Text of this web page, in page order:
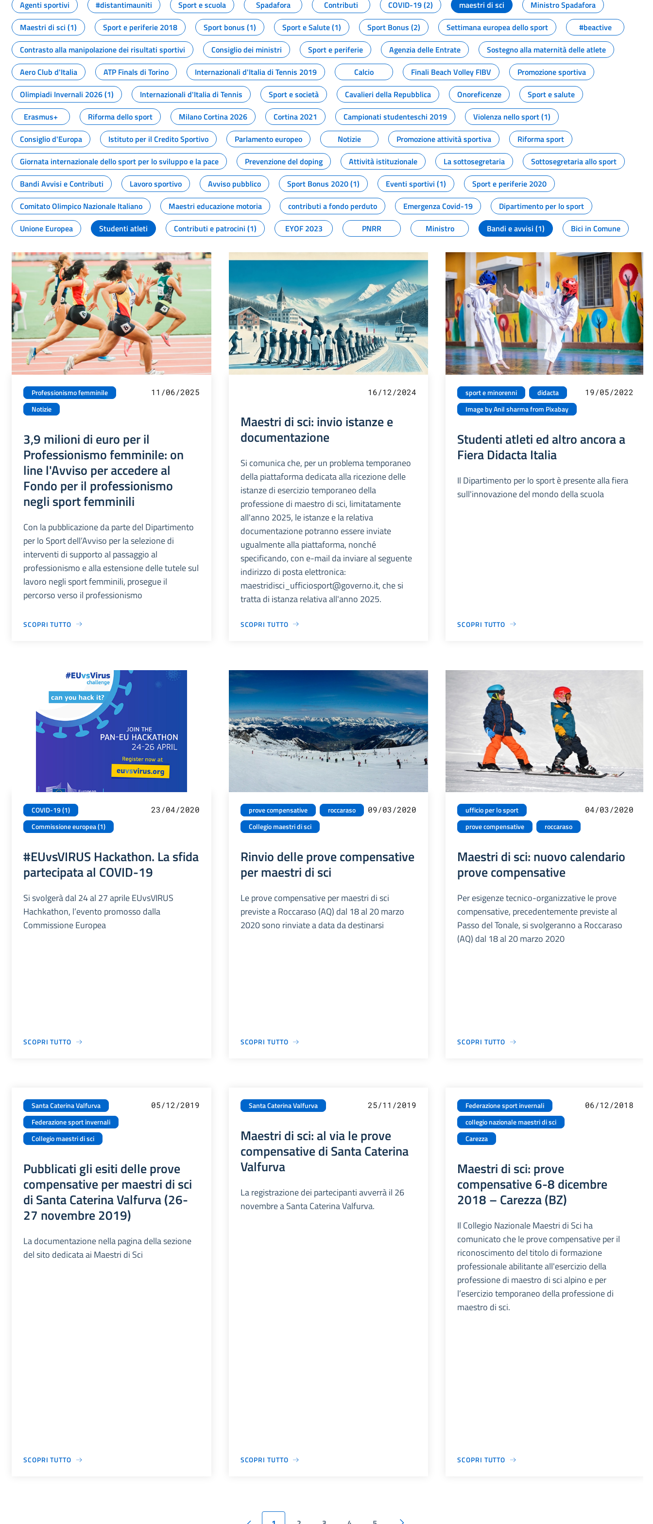
Agenti sportivi
#distantimauniti Sport e scuola Spadafora Contributi COVID-19 (2) maestri di sci
Ministro Spadafora
Maestri di sci (1)
Sport e periferie 2018 Sport bonus (1) Sport e Salute (1) Sport Bonus (2) Settimana europea dello sport
#beactive
Contrasto alla manipolazione dei risultati sportivi
Consiglio dei ministri Sport e periferie Agenzia delle Entrate
Sostegno alla maternità delle atlete
Aero Club d'Italia
ATP Finals di Torino Internazionali d'Italia di Tennis 2019 Calcio Finali Beach Volley FIBV
Promozione sportiva
Olimpiadi Invernali 2026 (1)
Internazionali d'Italia di Tennis Sport e società Cavalieri della Repubblica Onoreficenze
Sport e salute
Erasmus+
Riforma dello sport Milano Cortina 2026 Cortina 2021 Campionati studenteschi 2019
Violenza nello sport (1)
Consiglio d'Europa
Istituto per il Credito Sportivo Parlamento europeo Notizie Promozione attività sportiva
Riforma sport
Giornata internazionale dello sport per lo sviluppo e la pace
Prevenzione del doping Attività istituzionale La sottosegretaria
Sottosegretaria allo sport
Bandi Avvisi e Contributi
Lavoro sportivo Avviso pubblico Sport Bonus 2020 (1) Eventi sportivi (1)
Sport e periferie 2020
Comitato Olimpico Nazionale Italiano
Maestri educazione motoria contributi a fondo perduto Emergenza Covid-19
Dipartimento per lo sport
Unione Europea
Studenti atleti Contributi e patrocini (1) EYOF 2023 PNRR Ministro Bandi e avvisi (1) Bici in Comune
Professionismo femminile
Notizie
11/06/2025
3,9 milioni di euro per il
Professionismo femminile: on
line l'Avviso per accedere al
Fondo per il professionismo
negli sport femminili
Con la pubblicazione da parte del Dipartimento
per lo Sport dell’Avviso per la selezione di
interventi di supporto al passaggio al
professionismo e alla estensione delle tutele sul
lavoro negli sport femminili, prosegue il
percorso verso il professionismo
SCOPRI TUTTO
16/12/2024
Maestri di sci: invio istanze e
documentazione
Si comunica che, per un problema temporaneo
della piattaforma dedicata alla ricezione delle
istanze di esercizio temporaneo della
professione di maestro di sci, limitatamente
all'anno 2025, le istanze e la relativa
documentazione potranno essere inviate
ugualmente alla piattaforma, nonché
specificando, con e-mail da inviare al seguente
indirizzo di posta elettronica:
maestridisci_ufficiosport@governo.it, che si
tratta di istanza relativa all'anno 2025.
SCOPRI TUTTO
sport e minorenni
didacta
Image by Anil sharma from Pixabay
19/05/2022
Studenti atleti ed altro ancora a
Fiera Didacta Italia
Il Dipartimento per lo sport è presente alla fiera
sull'innovazione del mondo della scuola
SCOPRI TUTTO
COVID-19 (1)
Commissione europea (1)
23/04/2020
#EUvsVIRUS Hackathon. La sfida
partecipata al COVID-19
Si svolgerà dal 24 al 27 aprile EUvsVIRUS
Hachkathon, l’evento promosso dalla
Commissione Europea
SCOPRI TUTTO
prove compensative
roccaraso
Collegio maestri di sci
09/03/2020
Rinvio delle prove compensative
per maestri di sci
Le prove compensative per maestri di sci
previste a Roccaraso (AQ) dal 18 al 20 marzo
2020 sono rinviate a data da destinarsi
SCOPRI TUTTO
ufficio per lo sport
prove compensative
roccaraso
04/03/2020
Maestri di sci: nuovo calendario
prove compensative
Per esigenze tecnico-organizzative le prove
compensative, precedentemente previste al
Passo del Tonale, si svolgeranno a Roccaraso
(AQ) dal 18 al 20 marzo 2020
SCOPRI TUTTO
Santa Caterina Valfurva
Federazione sport invernali
Collegio maestri di sci
05/12/2019
Pubblicati gli esiti delle prove
compensative per maestri di sci
di Santa Caterina Valfurva (26-
27 novembre 2019)
La documentazione nella pagina della sezione
del sito dedicata ai Maestri di Sci
SCOPRI TUTTO
Santa Caterina Valfurva 25/11/2019
Maestri di sci: al via le prove
compensative di Santa Caterina
Valfurva
La registrazione dei partecipanti avverrà il 26
novembre a Santa Caterina Valfurva.
SCOPRI TUTTO
Federazione sport invernali
collegio nazionale maestri di sci
Carezza
06/12/2018
Maestri di sci: prove
compensative 6-8 dicembre
2018 – Carezza (BZ)
Il Collegio Nazionale Maestri di Sci ha
comunicato che le prove compensative per il
riconoscimento del titolo di formazione
professionale abilitante all'esercizio della
professione di maestro di sci alpino e per
l’esercizio temporaneo della professione di
maestro di sci.
SCOPRI TUTTO